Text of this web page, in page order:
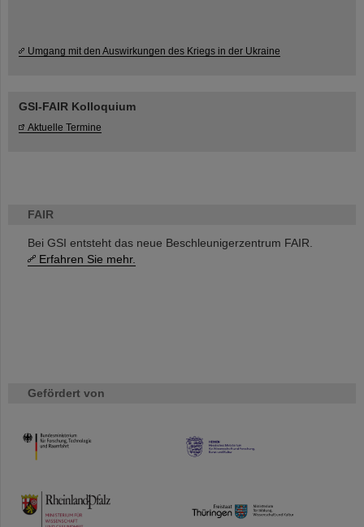
FAIR
Bei GSI entsteht das neue Beschleunigerzentrum FAIR.
Erfahren Sie mehr.
Gefördert von
HMWK
TMWWDG
Umgang mit den Auswirkungen des Kriegs in der Ukraine
GSI-FAIR Kolloquium
Aktuelle Termine